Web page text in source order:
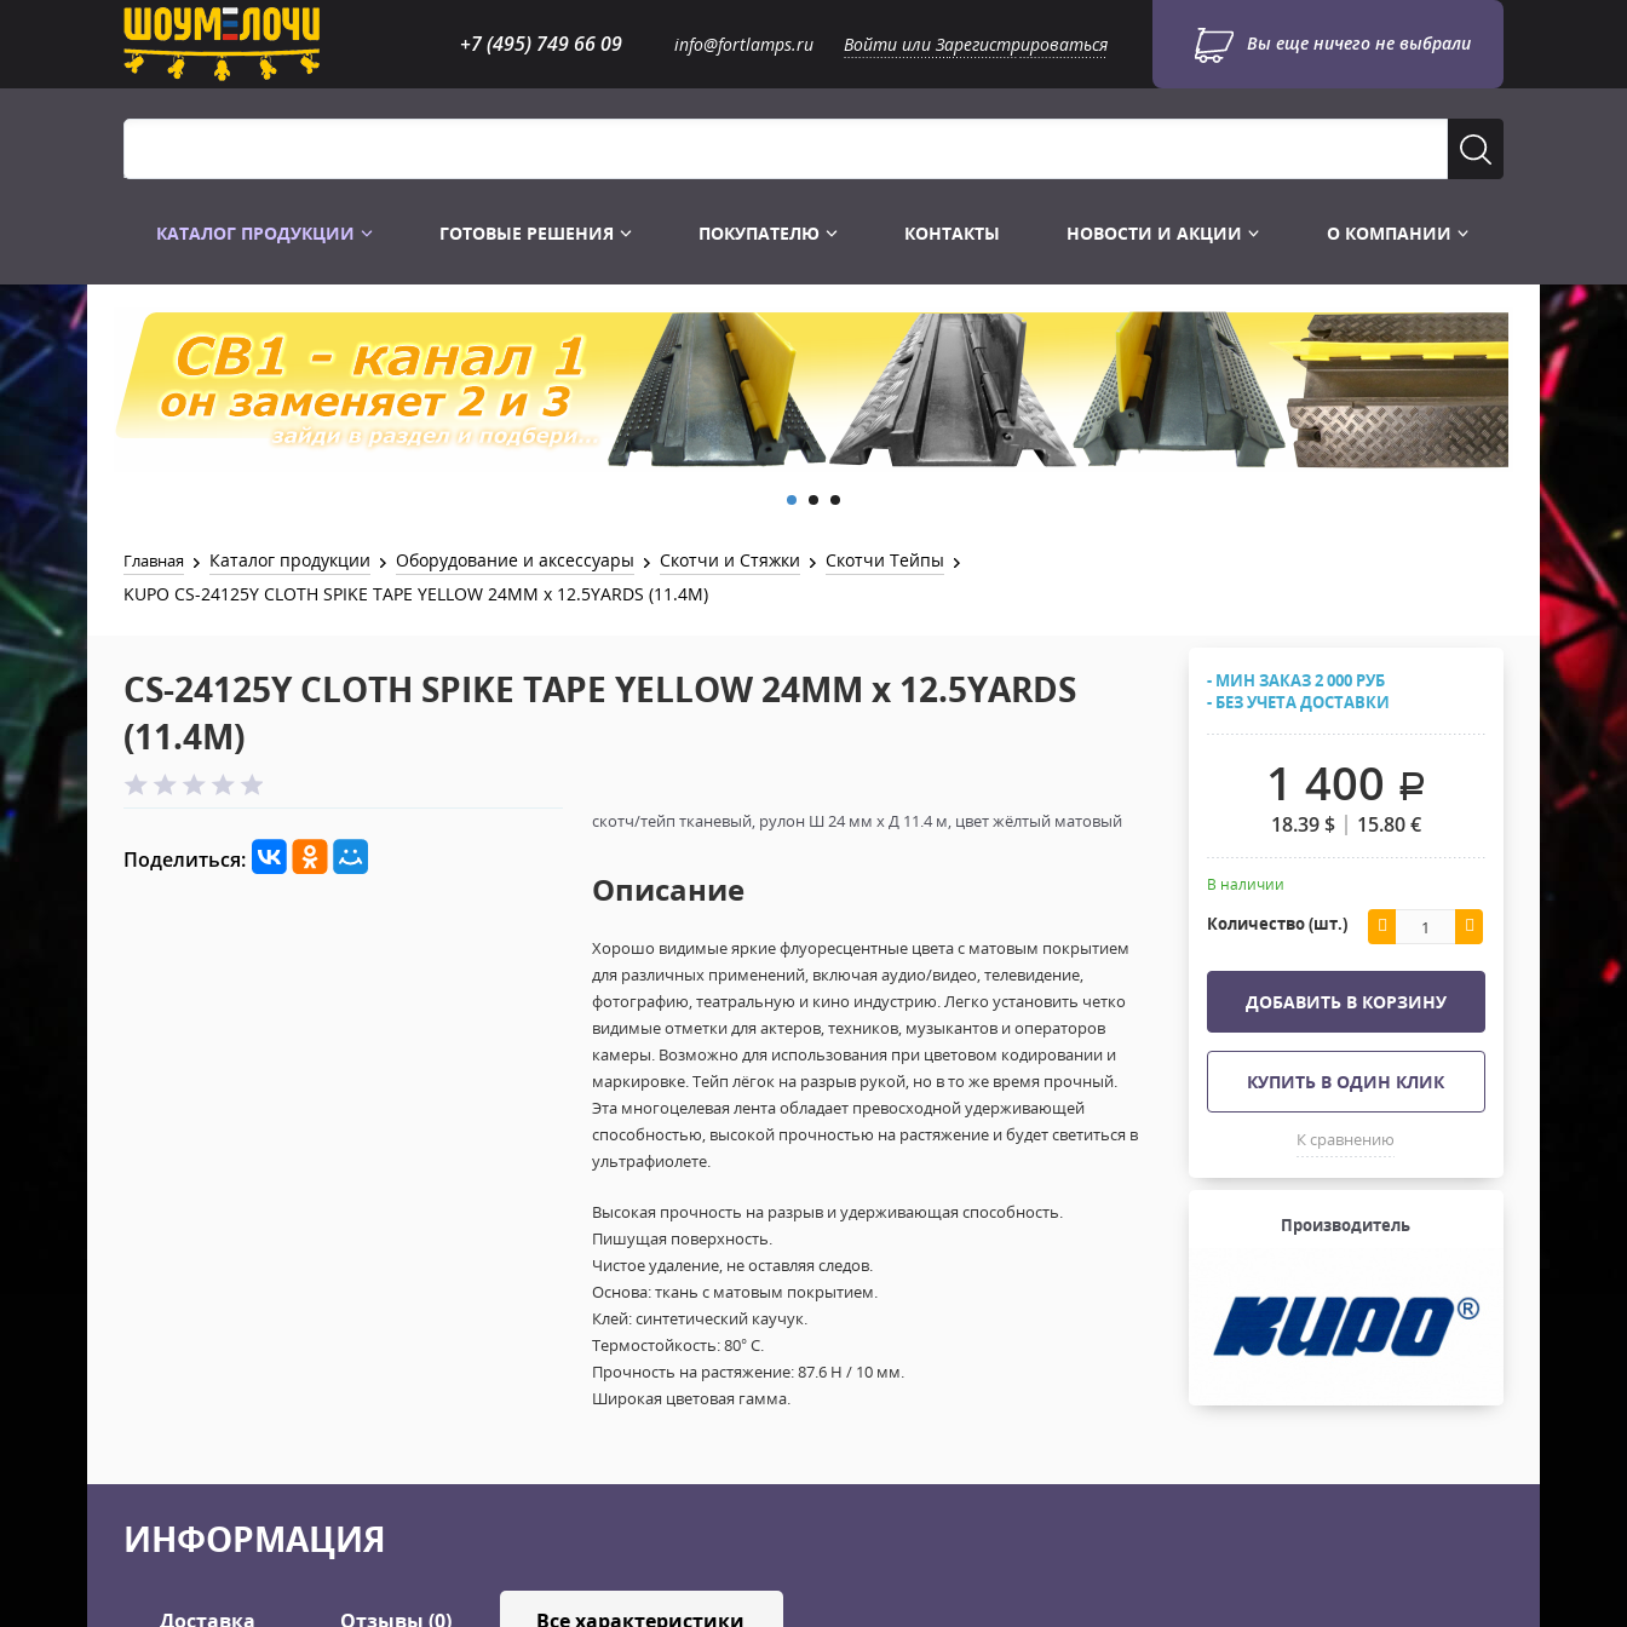
+7 (495) 749 66 09 info@fortlamps.ru Войти или Зарегистрироваться Вы еще ничего не выбрали
КАТАЛОГ ПРОДУКЦИИ
Распродажа
Лампы Винтаж Ретро Декор
Лампы галогенные 6-120 V
Лампы студийные 110-240 V
Лампы-фары PAR
Лампы для бассейна
Лампы газоразрядные
Лампы UV TUV HNS
Лампы видеопроекторные
Пускорегулирующая аппаратура
Распродажа
Перчатки
Сумки и подсумки
Инструменты
Готовые комплекты
Конструктор МИКРОСЦЕНА
Распродажа
Световое оборудование
Аксессуары для света
Звук и Видео
Спецэффекты и Расходники
Лебёдки и Аксессуары
Фермы Штативы Стойки
Распродажа
2х канальные модули
4х канальные модули
6и канальные модули
Лежачий полицейский ИДН
ГОТОВЫЕ РЕШЕНИЯ ПОКУПАТЕЛЮ КОНТАКТЫ НОВОСТИ И АКЦИИ О КОМПАНИИ
Главная Каталог продукции Оборудование и аксессуары Скотчи и Стяжки
Скотчи Тейпы
KUPO CS-24125Y CLOTH SPIKE TAPE YELLOW 24MM x 12.5YARDS (11.4M)
CS-24125Y CLOTH SPIKE TAPE YELLOW 24MM x 12.5YARDS
(11.4M)
Поделиться:
скотч/тейп тканевый, рулон Ш 24 мм х Д 11.4 м, цвет жёлтый матовый
Описание
Хорошо видимые яркие флуоресцентные цвета с матовым покрытием
для различных применений, включая аудио/видео, телевидение,
фотографию, театральную и кино индустрию.Легко установить четко
видимые отметки для актеров, техников, музыкантов и операторов
камеры. Возможно для использования при цветовом кодировании и
маркировке.Тейп лёгок на разрыв рукой, но в то же время прочный.
Эта многоцелевая лента обладает превосходной удерживающей
способностью, высокой прочностью на растяжение и будет светиться в
ультрафиолете.
Высокая прочность на разрыв и удерживающая способность.
Пишущая поверхность.
Чистое удаление, не оставляя следов.
Основа:ткань с матовым покрытием.
Клей:синтетический каучук.
Термостойкость:80°С.
Прочность на растяжение: 87.6 Н / 10 мм.
Широкая цветовая гамма.
- МИН ЗАКАЗ 2 000 РУБ
- БЕЗ УЧЕТА ДОСТАВКИ
1 400 .
18.39$ 15.80€
В наличии
Количество (шт.)
ДОБАВИТЬ В КОРЗИНУ
КУПИТЬ В ОДИН КЛИК
К сравнению
Производитель
ИНФОРМАЦИЯ
Доставка Отзывы (0) Все характеристики